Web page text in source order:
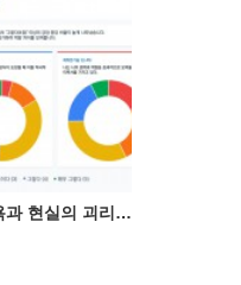
[기획 칼럼] 3.의욕과 현실의 괴리, 중장년의 '이력서 딜레마(Resume Dilemma)'